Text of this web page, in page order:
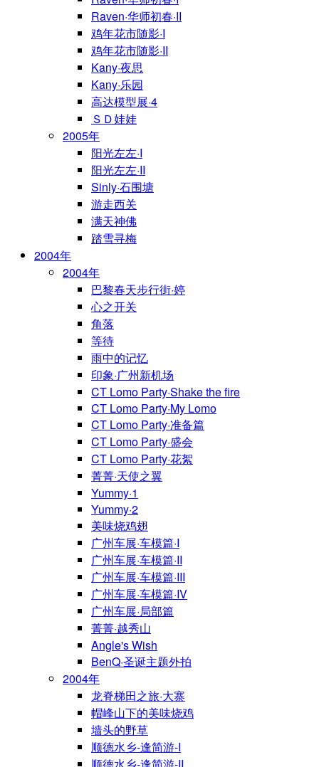
Raven·华师初春·II
鸡年花市随影·I
鸡年花市随影·II
Kany·夜思
Kany·乐园
高达模型展·4
ＳＤ娃娃
2005年
阳光左左·I
阳光左左·II
Sinly·石围塘
游走西关
满天神佛
踏雪寻梅
2004年
2004年
巴黎春天步行街·婷
心之开关
角落
等待
雨中的记忆
印象·广州新机场
CT Lomo Party·Shake the fire
CT Lomo Party·My Lomo
CT Lomo Party·准备篇
CT Lomo Party·盛会
CT Lomo Party·花絮
菁菁·天使之翼
Yummy·1
Yummy·2
美味烧鸡翅
广州车展·车模篇·I
广州车展·车模篇·II
广州车展·车模篇·III
广州车展·车模篇·IV
广州车展·局部篇
菁菁·越秀山
Angle's Wish
BenQ·圣诞主题外拍
2004年
龙脊梯田之旅·大寨
帽峰山下的美味烧鸡
墙头的野草
顺德水乡-逢简游-I